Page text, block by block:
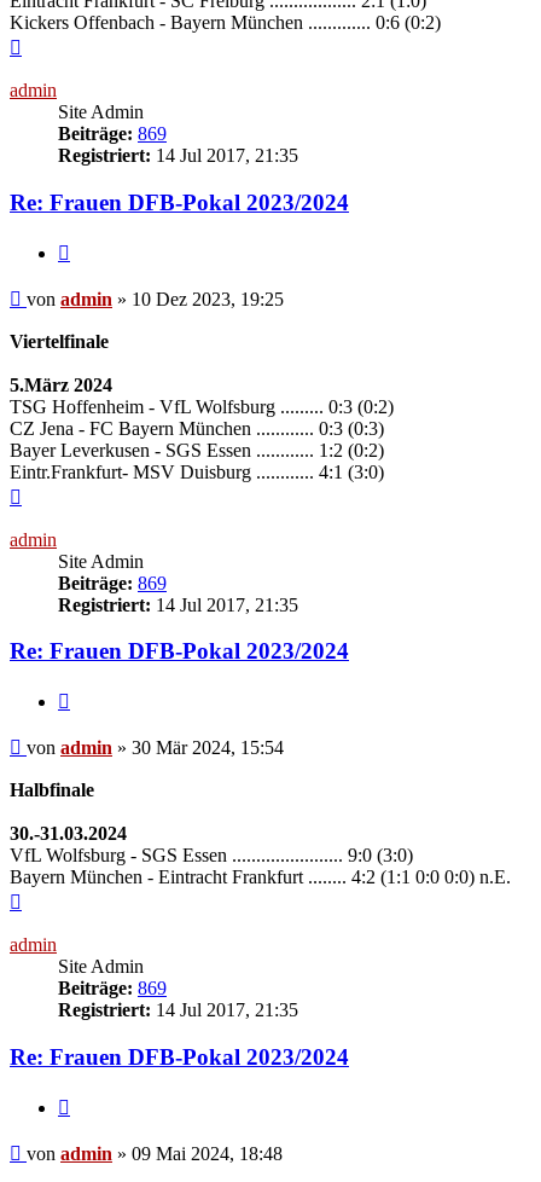
Kickers Offenbach - Bayern München ............. 0:6 (0:2)
admin
Site Admin
Beiträge: 869
Registriert: 14 Jul 2017, 21:35
Re: Frauen DFB-Pokal 2023/2024
Beitrag
von admin » 10 Dez 2023, 19:25
Viertelfinale
5.März 2024
TSG Hoffenheim - VfL Wolfsburg ......... 0:3 (0:2)
CZ Jena - FC Bayern München ............ 0:3 (0:3)
Bayer Leverkusen - SGS Essen ............ 1:2 (0:2)
Eintr.Frankfurt- MSV Duisburg ............ 4:1 (3:0)
admin
Site Admin
Beiträge: 869
Registriert: 14 Jul 2017, 21:35
Re: Frauen DFB-Pokal 2023/2024
Beitrag
von admin » 30 Mär 2024, 15:54
Halbfinale
30.-31.03.2024
VfL Wolfsburg - SGS Essen ....................... 9:0 (3:0)
Bayern München - Eintracht Frankfurt ........ 4:2 (1:1 0:0 0:0) n.E.
admin
Site Admin
Beiträge: 869
Registriert: 14 Jul 2017, 21:35
Re: Frauen DFB-Pokal 2023/2024
Beitrag
von admin » 09 Mai 2024, 18:48